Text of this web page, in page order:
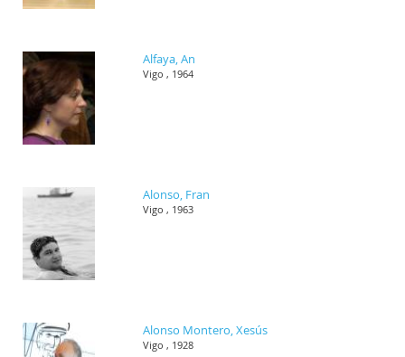
Alfaya, An
Vigo , 1964
Alonso, Fran
Vigo , 1963
Alonso Montero, Xesús
Vigo , 1928